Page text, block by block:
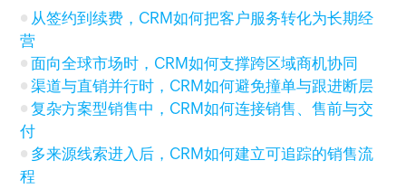
从签约到续费，CRM如何把客户服务转化为长期经
营
面向全球市场时，CRM如何支撑跨区域商机协同
渠道与直销并行时，CRM如何避免撞单与跟进断层
复杂方案型销售中，CRM如何连接销售、售前与交
付
多来源线索进入后，CRM如何建立可追踪的销售流
程